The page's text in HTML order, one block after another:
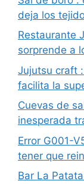
deja los
Restaurante
sorprende a
Jujutsu craft
facilita la
Cuevas de
inesperada
Error G001-
tener que
Bar La